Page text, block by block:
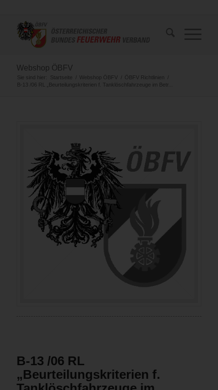
Webshop ÖBFV
Sie sind hier: Startseite / Webshop ÖBFV / ÖBFV Richtlinien
/
B-13 /06 RL „Beurteilungskriterien f. Tanklöschfahrzeuge im Betr...
B-13 /06 RL
„Beurteilungskriterien f.